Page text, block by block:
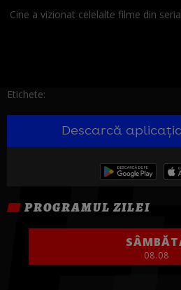
Cine a vizionat celelalte filme din seria
Etichete:
Descarcă
PROGRAMUL ZILEI
08.08